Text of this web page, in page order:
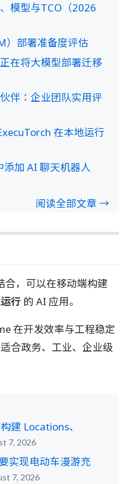
模型与TCO（2026
）部署准备度评估
在将大模型部署迁移
伴：企业团队实用评
在本地运行
加 AI 聊天机器人
阅读全部文章 →
合，可以在移动端构建
行 的 AI 应用。
在开发效率与工程稳定
合政务、工业、企业级
建 Locations、
7, 2026
实现电动车漫游充
7, 2026